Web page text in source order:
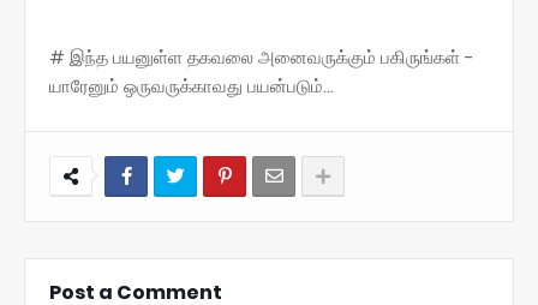
# இந்த பயனுள்ள தகவலை அனைவருக்கும் பகிருங்கள் -
யாரேனும் ஒருவருக்காவது பயன்படும்...
Post a Comment